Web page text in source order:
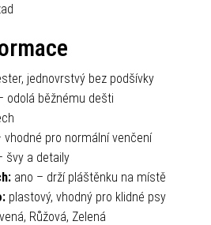
jednovrstvý bez podšívky
odolá běžnému dešti
vhodné pro normální venčení
švy a detaily
ano – drží pláštěnku na místě
plastový, vhodný pro klidné psy
Růžová, Zelená